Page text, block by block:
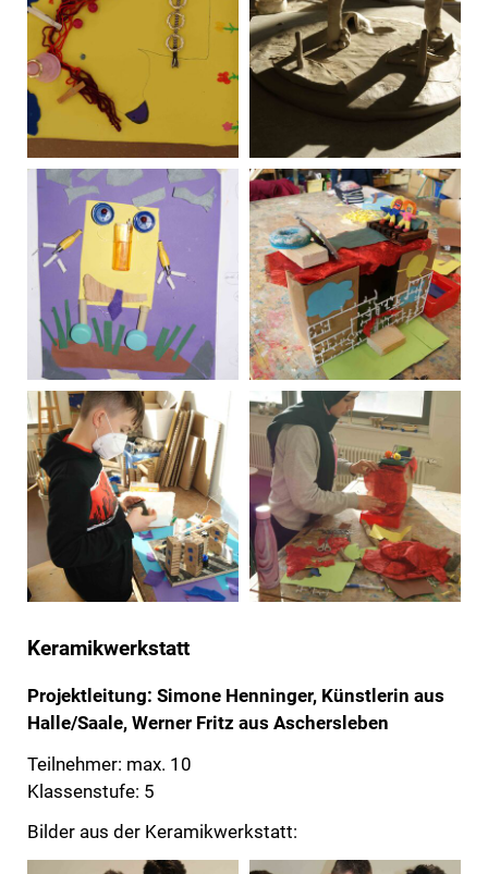
Keramikwerkstatt
Projektleitung: Simone Henninger, Künstlerin aus
Halle/Saale, Werner Fritz aus Aschersleben
Teilnehmer: max. 10
Klassenstufe: 5
Bilder aus der Keramikwerkstatt: